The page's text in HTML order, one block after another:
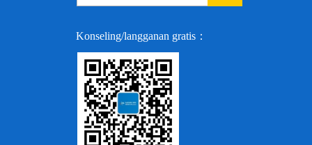
Konseling/langganan gratis：